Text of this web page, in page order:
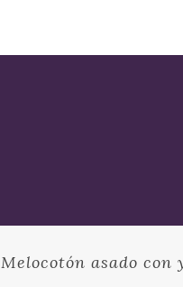
Melocotón asado con